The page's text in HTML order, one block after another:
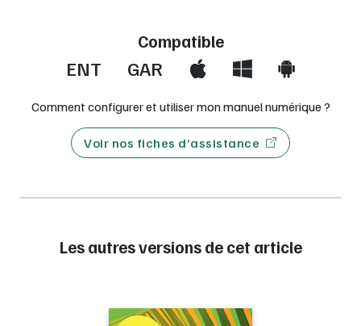
Compatible
ENT GAR
Comment configurer et utiliser mon manuel numérique ?
Voir nos fiches d’assistance
Les autres versions de cet article